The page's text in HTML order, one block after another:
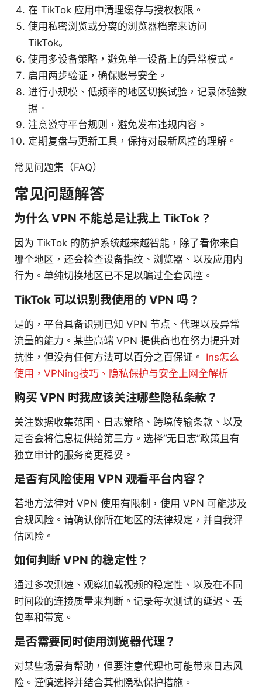
在 TikTok 应用中清理缓存与授权权限。
使用私密浏览或分离的浏览器档案来访问
TikTok。
使用多设备策略，避免单一设备上的异常模式。
启用两步验证，确保账号安全。
进行小规模、低频率的地区切换试验，记录体验数
据。
注意遵守平台规则，避免发布违规内容。
定期复盘与更新工具，保持对最新风控的理解。
常见问题集（FAQ）
常见问题解答
为什么 VPN 不能总是让我上 TikTok？
因为 TikTok 的防护系统越来越智能，除了看你来自
哪个地区，还会检查设备指纹、浏览器、以及应用内
行为。单纯切换地区已不足以骗过全套风控。
TikTok 可以识别我使用的 VPN 吗？
是的，平台具备识别已知 VPN 节点、代理以及异常
流量的能力。某些高端 VPN 提供商也在努力提升对
抗性，但没有任何方法可以百分之百保证。 Ins怎么
使用，VPNing技巧、隐私保护与安全上网全解析
购买 VPN 时我应该关注哪些隐私条款？
关注数据收集范围、日志策略、跨境传输条款、以及
是否会将信息提供给第三方。选择“无日志”政策且有
独立审计的服务商更稳妥。
是否有风险使用 VPN 观看平台内容？
若地方法律对 VPN 使用有限制，使用 VPN 可能涉及
合规风险。请确认你所在地区的法律规定，并自我评
估风险。
如何判断 VPN 的稳定性？
通过多次测速、观察加载视频的稳定性、以及在不同
时间段的连接质量来判断。记录每次测试的延迟、丢
包率和带宽。
是否需要同时使用浏览器代理？
对某些场景有帮助，但要注意代理也可能带来日志风
险。谨慎选择并结合其他隐私保护措施。